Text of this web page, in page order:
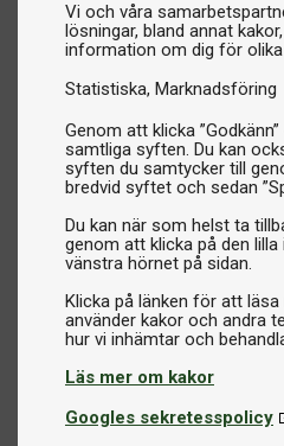
Vi och våra
lösningar, bland annat
information om dig för
Statistiska Marknadsföring
Genom att klicka
samtliga syften. Du kan
syften du samtycker till
bredvid syftet och sedan
Du kan när som helst ta
genom att klicka på den lilla
vänstra hörnet på sidan.
Klicka på länken för att
använder kakor och andra
Läs mer om kakor
Googles sekretesspolicy